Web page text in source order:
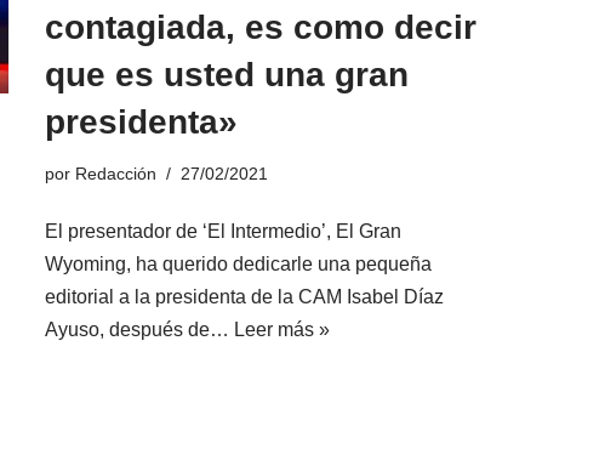
contagiada, es como decir
que es usted una gran
presidenta»
por Redacción 27/02/2021
El presentador de ‘El Intermedio’, El Gran
Wyoming, ha querido dedicarle una pequeña
editorial a la presidenta de la CAM Isabel Díaz
Ayuso, después de… Leer más »